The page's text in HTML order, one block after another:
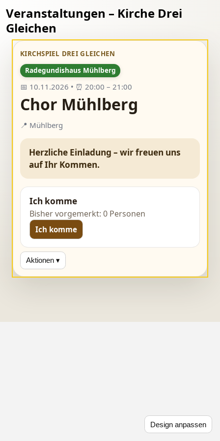
Design anpassen
Veranstaltungen – Kirche Drei
Gleichen
KIRCHSPIEL DREI GLEICHEN
Radegundishaus Mühlberg
📅 10.11.2026 • ⏰ 20:00 – 21:00
Chor Mühlberg
📍 Mühlberg
Herzliche Einladung – wir freuen uns
auf Ihr Kommen.
Ich komme
Bisher vorgemerkt: 0 Personen
Ich komme
Aktionen ▾